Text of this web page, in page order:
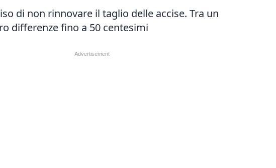
di non rinnovare il taglio delle accise. Tra un
differenze fino a 50 centesimi​​​​​​